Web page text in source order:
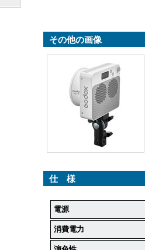
その他の画像
仕 様
電源
消費電力